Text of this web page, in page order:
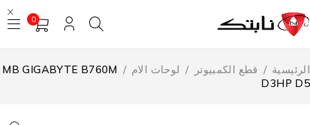
0
/ قطع الكمبيوتر لوحات الام /
MB GIGABYTE B760M
D3HP